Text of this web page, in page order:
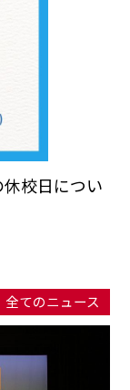
休校日につい
全てのニュース